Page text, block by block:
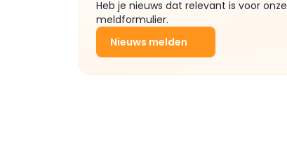
Heb je nieuws dat relevant is voor
meldformulier.
Nieuws melden